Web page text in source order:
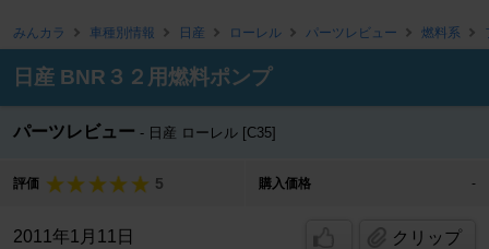
みんカラ 車種別情報 日産 ローレル パーツレビュー 燃料系
日産 BNR３２用燃料ポンプ
パーツレビュー 日産 ローレル [C35]
評価 5 購入価格 -
2011年1月11日 クリップ